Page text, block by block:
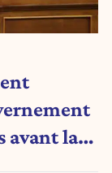
avant la